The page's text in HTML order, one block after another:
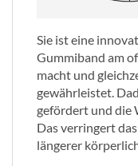
Sie ist eine
Gummiband am
macht und
gewährleistet.
gefördert und die
Das verringert
längerer